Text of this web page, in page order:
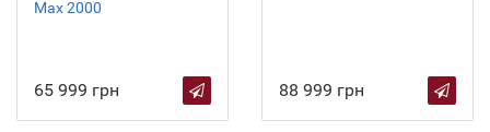
Max 2000
65 999 грн 88 999 грн